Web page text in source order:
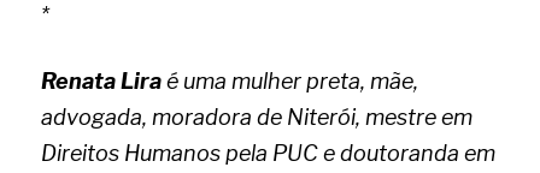
*
Renata Lira é uma mulher preta, mãe,
advogada, moradora de Niterói, mestre em
Direitos Humanos pela PUC e doutoranda em